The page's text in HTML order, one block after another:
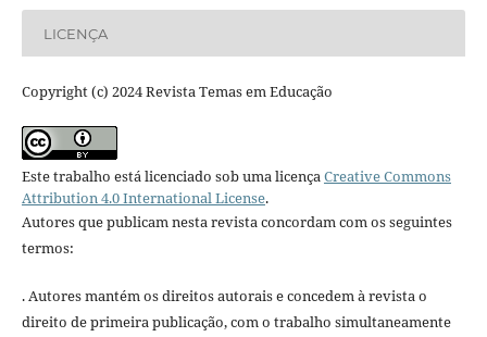
LICENÇA
Copyright (c) 2024 Revista Temas em Educação
Este trabalho está licenciado sob uma licençaCreative Commons
Attribution 4.0 International License.
Autores que publicam nesta revista concordam com os seguintes
termos:
. Autores mantém os direitos autorais e concedem à revista o
direito de primeira publicação, com o trabalho simultaneamente